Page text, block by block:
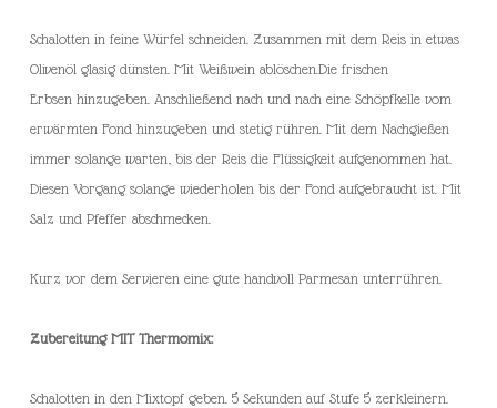
Schalotten in feine Würfel schneiden. Zusammen mit dem Reis in etwas
Olivenöl glasig dünsten. Mit Weißwein ablöschen.Die frischen
Erbsen hinzugeben. Anschließend nach und nach eine Schöpfkelle vom
erwärmten Fond hinzugeben und stetig rühren. Mit dem Nachgießen
immer solange warten, bis der Reis die Flüssigkeit aufgenommen hat.
Diesen Vorgang solange wiederholen bis der Fond aufgebraucht ist. Mit
Salz und Pfeffer abschmecken.
Kurz vor dem Servieren eine gute handvoll Parmesan unterrühren.
Zubereitung MIT Thermomix:
Schalotten in den Mixtopf geben. 5 Sekunden auf Stufe 5 zerkleinern.